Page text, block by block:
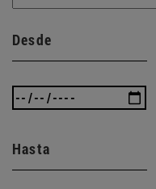
Desde
Hasta